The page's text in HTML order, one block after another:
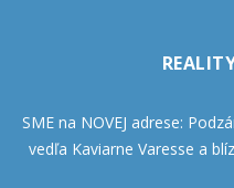
SME na NOVEJ adrese:
vedľa Kaviarne Varesse a